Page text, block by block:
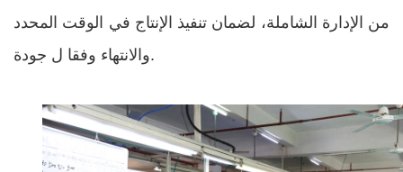
من الإدارة الشاملة، لضمان تنفيذ الإنتاج في الوقت المحدد
والانتهاء وفقا ل جودة.